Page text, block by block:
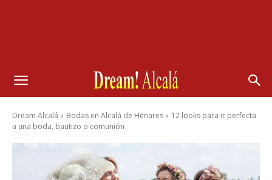
Dream Alcalá Bodas en Alcalá de Henares
12 looks para ir perfecta
a una boda, bautizo o comunión